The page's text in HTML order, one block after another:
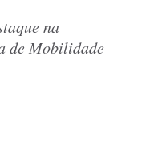
na
de Mobilidade